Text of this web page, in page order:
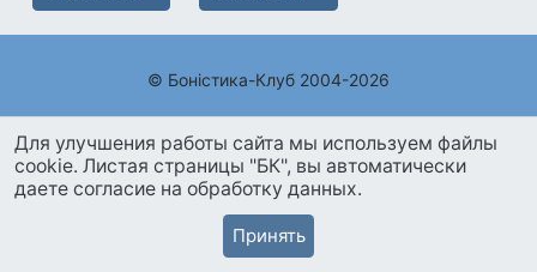
© Боністика-Клуб 2004-2026
Для улучшения работы сайта мы используем файлы
cookie. Листая страницы "БК", вы автоматически
даете согласие на обработку данных.
Принять